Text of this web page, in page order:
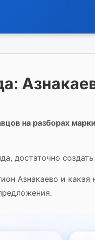
на разборах
достаточно создать
Азнакаево и